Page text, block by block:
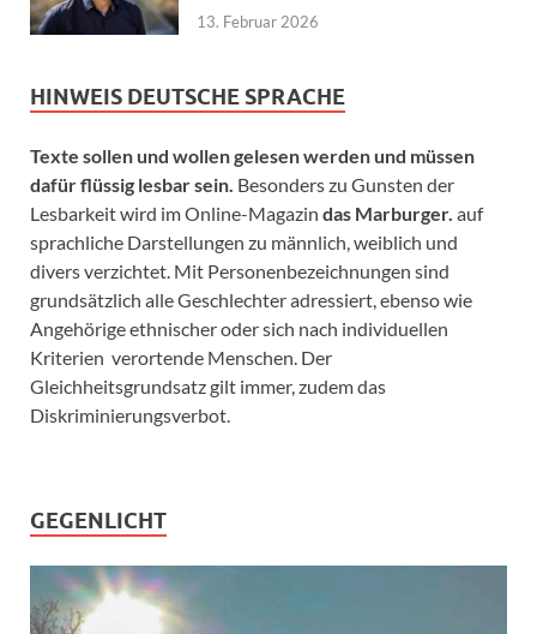
13. Februar 2026
HINWEIS DEUTSCHE SPRACHE
Texte sollen und wollen gelesen werden und müssen
dafür flüssig lesbar sein. Besonders zu Gunsten der
Lesbarkeit wird im Online-Magazin das Marburger. auf
sprachliche Darstellungen zu männlich, weiblich und
divers verzichtet. Mit Personenbezeichnungen sind
grundsätzlich alle Geschlechter adressiert, ebenso wie
Angehörige ethnischer oder sich nach individuellen
Kriterien verortende Menschen. Der
Gleichheitsgrundsatz gilt immer, zudem das
Diskriminierungsverbot.
GEGENLICHT